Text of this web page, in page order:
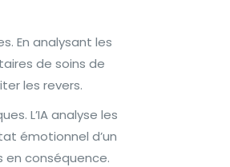
En analysant les
de soins de
les revers.
L’IA analyse les
émotionnel d’un
en conséquence.